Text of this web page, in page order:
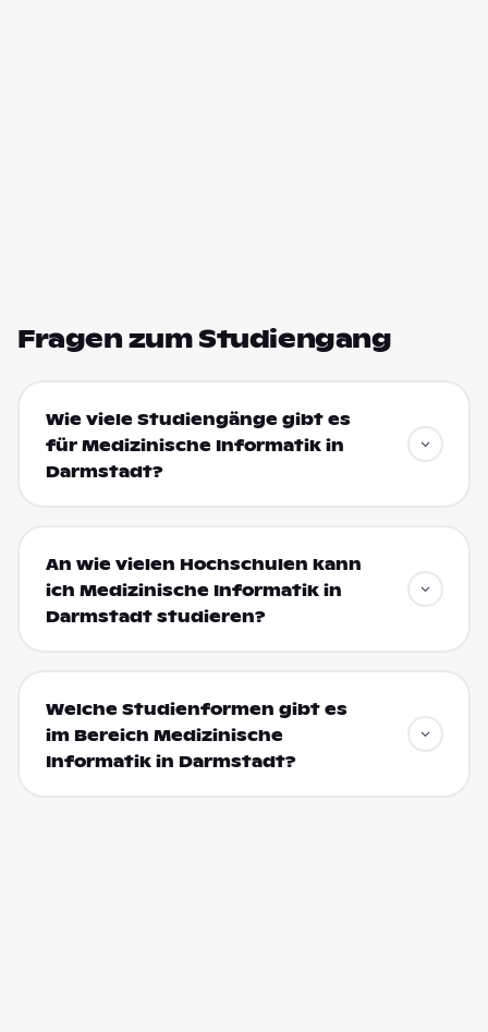
Fragen zum Studiengang
Wie viele Studiengänge gibt es
für Medizinische Informatik in
Darmstadt?
An wie vielen Hochschulen kann
ich Medizinische Informatik in
Darmstadt studieren?
Welche Studienformen gibt es
im Bereich Medizinische
Informatik in Darmstadt?